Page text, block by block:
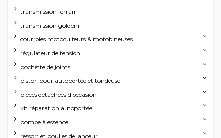
transmission ferrari
transmission goldoni
courroies motoculteurs & motobineuses
régulateur de tension
pochette de joints
piston pour autoportée et tondeuse
pièces détachées d'occasion
kit réparation autoportée
pompe à essence
ressort et poulies de lanceur